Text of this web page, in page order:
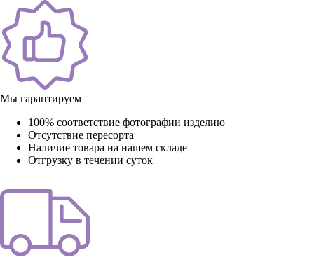
Мы гарантируем
100% соответствие фотографии изделию
Отсутствие пересорта
Наличие товара на нашем складе
Отгрузку в течении суток